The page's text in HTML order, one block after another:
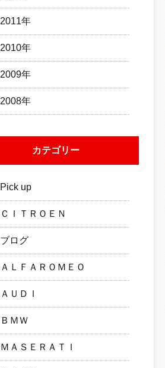
2011年
2010年
2009年
2008年
カテゴリー
Pick up
ＣＩＴＲＯＥＮ
ブログ
ＡＬＦＡＲＯＭＥＯ
ＡＵＤＩ
ＢＭＷ
ＭＡＳＥＲＡＴＩ